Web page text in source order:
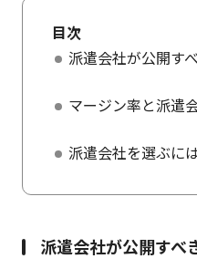
目次
派遣会社が公開す
マージン率と派遣
派遣会社を選ぶに
派遣会社が公開すべ